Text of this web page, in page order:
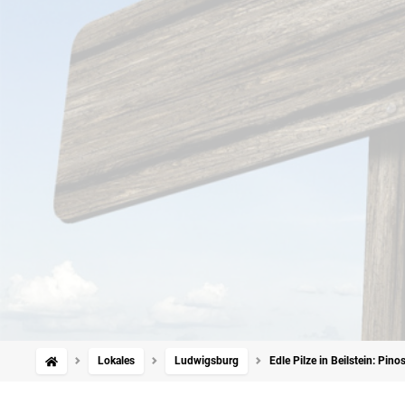
Lokales Ludwigsburg Edle Pilze in Beilstein: